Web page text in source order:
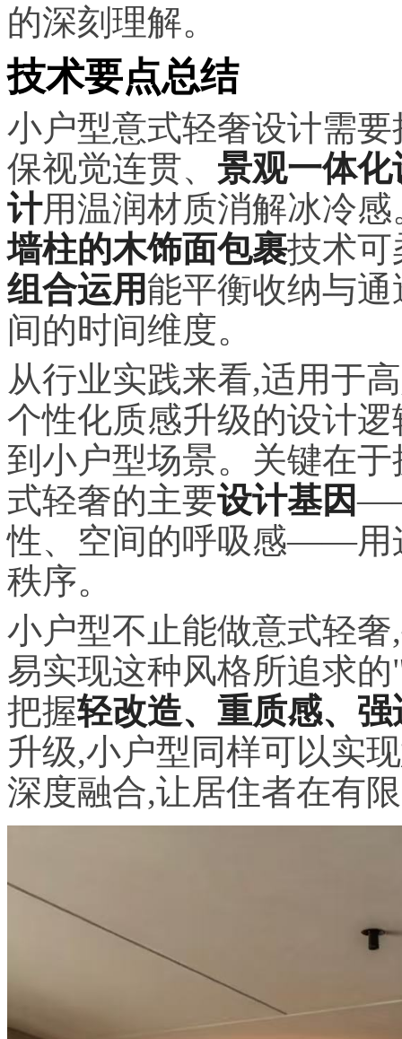
的深刻理解。
技术要点总结
小户型意式轻奢设计需
保视觉连贯、 景观一体化
计用温润材质消解冰冷
墙柱的木饰面包裹技术可
组合运用能平衡收纳与通
间的时间维度。
从行业实践来看,适用于
个性化质感升级的设计
到小户型场景。关键在
式轻奢的主要设计基因
性、空间的呼吸感——用
秩序。
小户型不止能做意式轻
易实现这种风格所追求
把握轻改造、重质感、强
升级,小户型同样可以实
深度融合,让居住者在有